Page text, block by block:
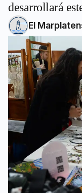
desarrollará
El